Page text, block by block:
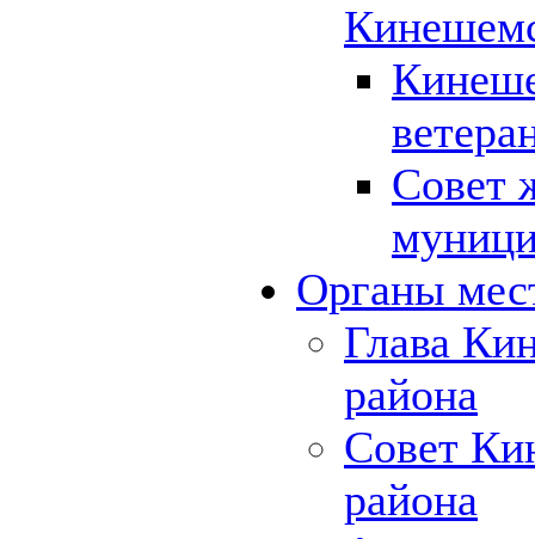
Совет
Органы
Глава
района
Совет
района